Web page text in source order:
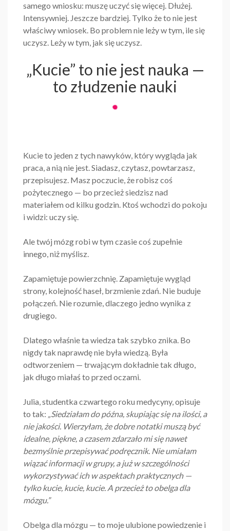
samego wniosku: muszę uczyć się więcej. Dłużej.
Intensywniej. Jeszcze bardziej. Tylko że to nie jest
właściwy wniosek. Bo problem nie leży w tym, ile się
uczysz. Leży w tym, jak się uczysz.
„Kucie” to nie jest nauka —
to złudzenie nauki
Kucie to jeden z tych nawyków, który wygląda jak
praca, a nią nie jest. Siadasz, czytasz, powtarzasz,
przepisujesz. Masz poczucie, że robisz coś
pożytecznego — bo przecież siedzisz nad
materiałem od kilku godzin. Ktoś wchodzi do pokoju
i widzi: uczy się.
Ale twój mózg robi w tym czasie coś zupełnie
innego, niż myślisz.
Zapamiętuje powierzchnię. Zapamiętuje wygląd
strony, kolejność haseł, brzmienie zdań. Nie buduje
połączeń. Nie rozumie, dlaczego jedno wynika z
drugiego.
Dlatego właśnie ta wiedza tak szybko znika. Bo
nigdy tak naprawdę nie była wiedzą. Była
odtworzeniem — trwającym dokładnie tak długo,
jak długo miałaś to przed oczami.
Julia, studentka czwartego roku medycyny, opisuje
to tak:
„Siedziałam do późna, skupiając się na ilości, a
nie jakości. Wierzyłam, że dobre notatki muszą być
idealne, piękne, a czasem zdarzało mi się nawet
bezmyślnie przepisywać podręcznik. Nie umiałam
wiązać informacji w grupy, a już w szczególności
wykorzystywać ich w aspektach praktycznych —
tylko kucie, kucie, kucie. A przecież to obelga dla
mózgu.”
Obelga dla mózgu — to moje ulubione powiedzenie i